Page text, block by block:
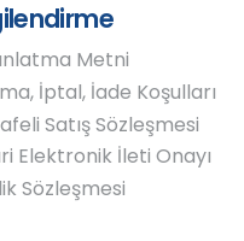
Metni
İptal, İade Koşulları
Satış Sözleşmesi
Elektronik İleti Onayı
Sözleşmesi